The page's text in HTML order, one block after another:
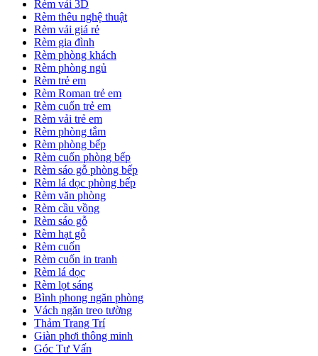
Rèm vải 3D
Rèm thêu nghệ thuật
Rèm vải giá rẻ
Rèm gia đình
Rèm phòng khách
Rèm phòng ngủ
Rèm trẻ em
Rèm Roman trẻ em
Rèm cuốn trẻ em
Rèm vải trẻ em
Rèm phòng tắm
Rèm phòng bếp
Rèm cuốn phòng bếp
Rèm sáo gỗ phòng bếp
Rèm lá dọc phòng bếp
Rèm văn phòng
Rèm cầu vồng
Rèm sáo gỗ
Rèm hạt gỗ
Rèm cuốn
Rèm cuốn in tranh
Rèm lá dọc
Rèm lọt sáng
Bình phong ngăn phòng
Vách ngăn treo tường
Thảm Trang Trí
Giàn phơi thông minh
Góc Tư Vấn